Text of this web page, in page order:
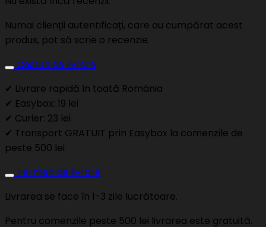
Numai clienții autentificați, care au cumpărat acest
produs, pot să scrie o recenzie.
Costuri de livrare
✔ Livrare rapidă în toată România
✔ Easybox: 19 lei
✔ Curier: 23 lei
✔ Transport GRATUIT prin Easybox la comenzile de
peste 500 lei
Termen de livrare
Livrarea se face în 1-3 zile lucrătoare.
Pentru comenzile peste 500 lei livrarea este gratuită.